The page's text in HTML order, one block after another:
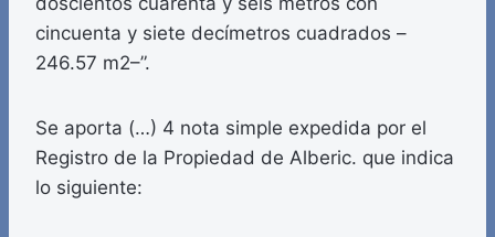
cincuenta y siete decímetros cuadrados –
246.57 m2–”.
Se aporta (…) 4 nota simple expedida por el
Registro de la Propiedad de Alberic. que indica
lo siguiente: